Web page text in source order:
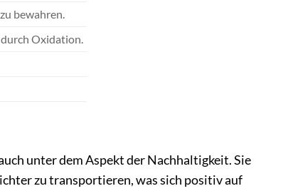
bewahren.
Oxidation.
unter dem Aspekt der Nachhaltigkeit. Sie
zu transportieren, was sich positiv auf